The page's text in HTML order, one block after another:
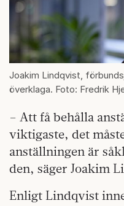
Joakim Lindqvist,
överklaga. Foto: Fredrik
– Att få behålla
viktigaste, det
anställningen är
den, säger Joakim
Enligt Lindqvist